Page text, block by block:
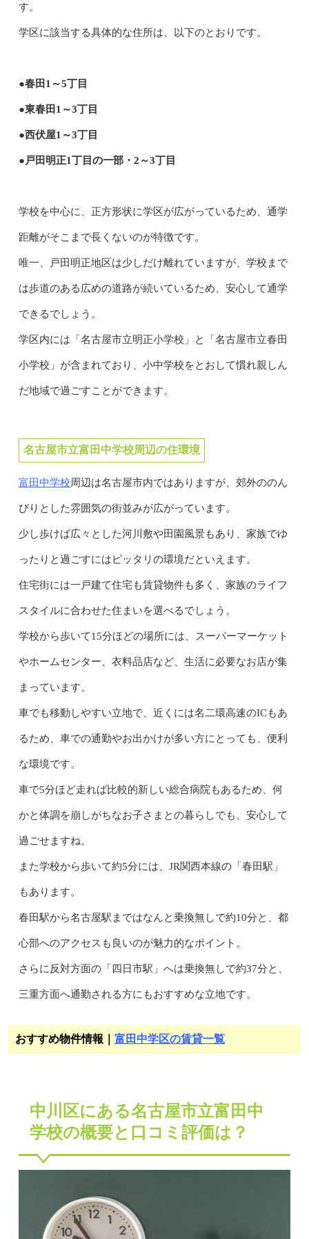
す。
学区に該当する具体的な住所は、以下のとおりです。
●春田1～5丁目
●東春田1～3丁目
●西伏屋1～3丁目
●戸田明正1丁目の一部・2～3丁目
学校を中心に、正方形状に学区が広がっているため、通学
距離がそこまで長くないのが特徴です。
唯一、戸田明正地区は少しだけ離れていますが、学校まで
は歩道のある広めの道路が続いているため、安心して通学
できるでしょう。
学区内には「名古屋市立明正小学校」と「名古屋市立春田
小学校」が含まれており、小中学校をとおして慣れ親しん
だ地域で過ごすことができます。
名古屋市立富田中学校周辺の住環境
富田中学校周辺は名古屋市内ではありますが、郊外ののん
びりとした雰囲気の街並みが広がっています。
少し歩けば広々とした河川敷や田園風景もあり、家族でゆ
ったりと過ごすにはピッタリの環境だといえます。
住宅街には一戸建て住宅も賃貸物件も多く、家族のライフ
スタイルに合わせた住まいを選べるでしょう。
学校から歩いて15分ほどの場所には、スーパーマーケット
やホームセンター、衣料品店など、生活に必要なお店が集
まっています。
車でも移動しやすい立地で、近くには名二環高速のICもあ
るため、車での通勤やお出かけが多い方にとっても、便利
な環境です。
車で5分ほど走れば比較的新しい総合病院もあるため、何
かと体調を崩しがちなお子さまとの暮らしでも、安心して
過ごせますね。
また学校から歩いて約5分には、JR関西本線の「春田駅」
もあります。
春田駅から名古屋駅まではなんと乗換無しで約10分と、都
心部へのアクセスも良いのが魅力的なポイント。
さらに反対方面の「四日市駅」へは乗換無しで約37分と、
三重方面へ通勤される方にもおすすめな立地です。
おすすめ物件情報｜ 富田中学区の賃貸一覧
中川区にある名古屋市立富田中
学校の概要と口コミ評価は？